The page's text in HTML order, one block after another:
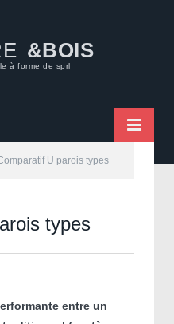
&BOIS
à forme de sprl
U parois types
types
entre un